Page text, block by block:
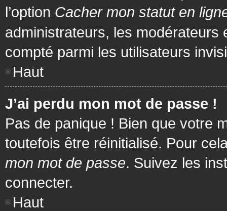
l’option Cacher mon statut en
administrateurs, les
compté parmi les utilisateurs
Haut
J’ai perdu mon mot de passe !
Pas de panique ! Bien que votre
toutefois être réinitialisé. Pour
mon mot de passe. Suivez les
connecter.
Haut